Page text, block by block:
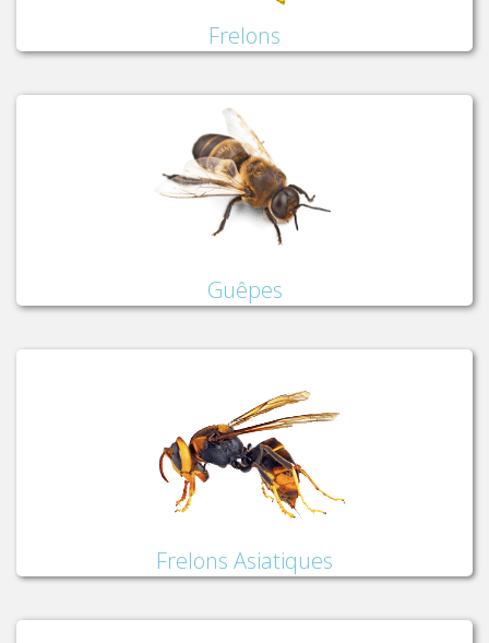
Frelons
Guêpes
Frelons Asiatiques